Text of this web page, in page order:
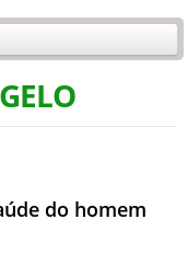
do homem